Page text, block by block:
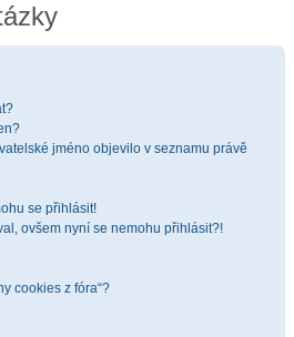
jméno objevilo v seznamu právě
se přihlásit!
ovšem nyní se nemohu přihlásit?!
cookies z fóra“?